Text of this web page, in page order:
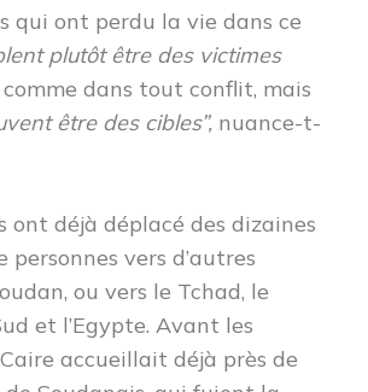
qui ont perdu la vie dans ce
plutôt être des victimes
comme dans tout conflit, mais
être des cibles”, nuance-t-
ont déjà déplacé des dizaines
personnes vers d’autres
ou vers le Tchad, le
et l’Egypte. Avant les
accueillait déjà près de